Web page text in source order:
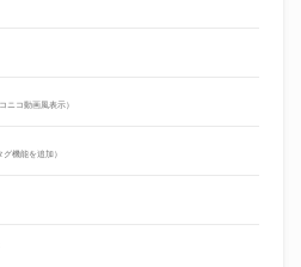
ニコ動画風表示）
グ機能を追加）